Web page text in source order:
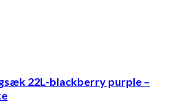
22L-blackberry purple –